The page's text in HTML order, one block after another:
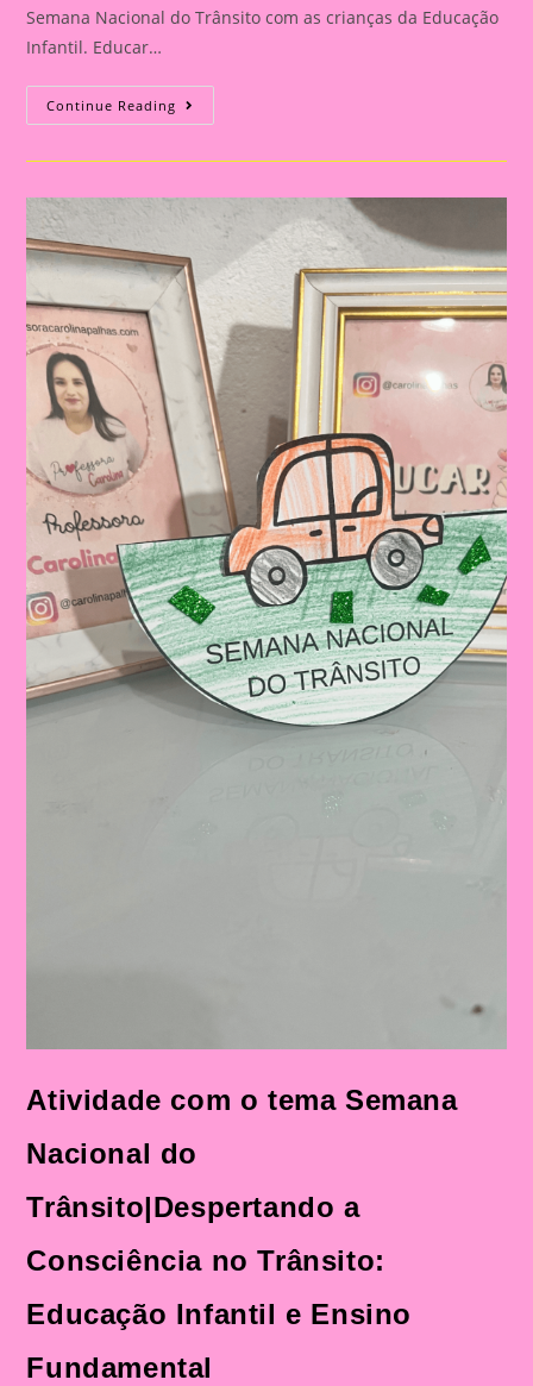
Semana Nacional do Trânsito com as crianças da Educação
Infantil. Educar…
Continue Reading Carro
3D|Atividade
Nacional
Do
Trânsito|Despertando
A
Consciência
No
Trânsito:
Educação
Infantil
Ensino
Fundamental
Atividade com o tema Semana
Nacional do
Trânsito|Despertando a
Consciência no Trânsito:
Educação Infantil e Ensino
Fundamental